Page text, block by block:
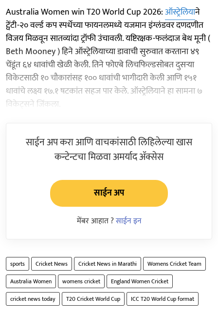
Australia Women win T20 World Cup 2026:ऑस्ट्रेलियाने
ट्वेंटी-२० वर्ल्ड कप स्पर्धेच्या फायनलमध्ये यजमान इंग्लंडवर दणदणीत
विजय मिळवून सातव्यांदा ट्रॉफी उंचावली. यष्टिरक्षक-फलंदाज बेथ मूनी (
Beth Mooney ) हिने ऑस्ट्रेलियाच्या डावाची सुरुवात करताना ४९
चेंडूंत ६४ धावांची खेळी केली. तिने फोएबे लिचफिल्डसोबत दुसऱ्या
विकेटसाठी १० चौकारांसह १०० धावांची भागीदारी केली आणि १५१
धावांचे लक्ष्य १७.१ षटकांत सहज पार केले. ऑस्ट्रेलियाने हा सामना ७
विकेट्सने जिंकला.
साईन अप करा आणि वाचकांसाठी लिहिलेल्या खास
कन्टेन्टचा मिळवा अमर्याद ॲक्सेस
साईन अप
मेंबर आहात ?साईन इन
sports Cricket News Cricket News in Marathi
Womens Cricket Team
Australia Women
womens cricket
England Women Cricket
cricket news today
T20 Cricket World Cup ICC T20 World Cup format